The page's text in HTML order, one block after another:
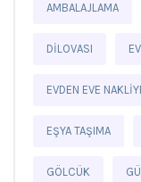
AMBALAJLAMA
DILOVASI
EVDEN EVE
EŞYA TAŞIMA
GÖLCÜK